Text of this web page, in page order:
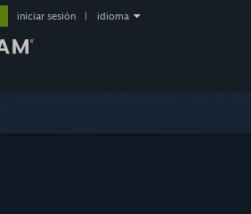
iniciar sesión idioma